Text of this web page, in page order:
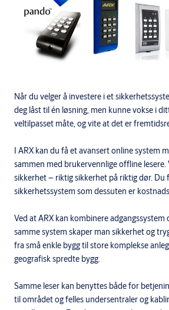
Når du velger å investere i et
deg låst til én løsning, men kunne vokse i
veltilpasset måte, og vite at det er
I ARX kan du få et avansert online system
sammen med brukervennlige offline lesere.
sikkerhet – riktig sikkerhet på riktig dør. Du
sikkerhetssystem som dessuten er
Ved at ARX kan kombinere
samme system skaper man sikkerhet og
fra små enkle bygg til store komplekse
geografisk spredte bygg.
Samme leser kan benyttes både for
til området og felles undersentraler og